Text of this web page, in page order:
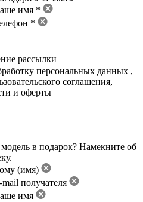
имя *
*
рассылки
персональных данных ,
соглашения,
и оферты
в подарок? Намекните об
(имя)
mail получателя
имя